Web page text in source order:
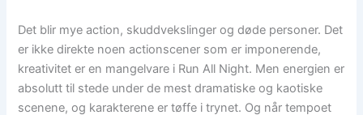
Det blir mye action, skuddvekslinger og døde personer. Det
er ikke direkte noen actionscener som er imponerende,
kreativitet er en mangelvare i Run All Night. Men energien er
absolutt til stede under de mest dramatiske og kaotiske
scenene, og karakterene er tøffe i trynet. Og når tempoet